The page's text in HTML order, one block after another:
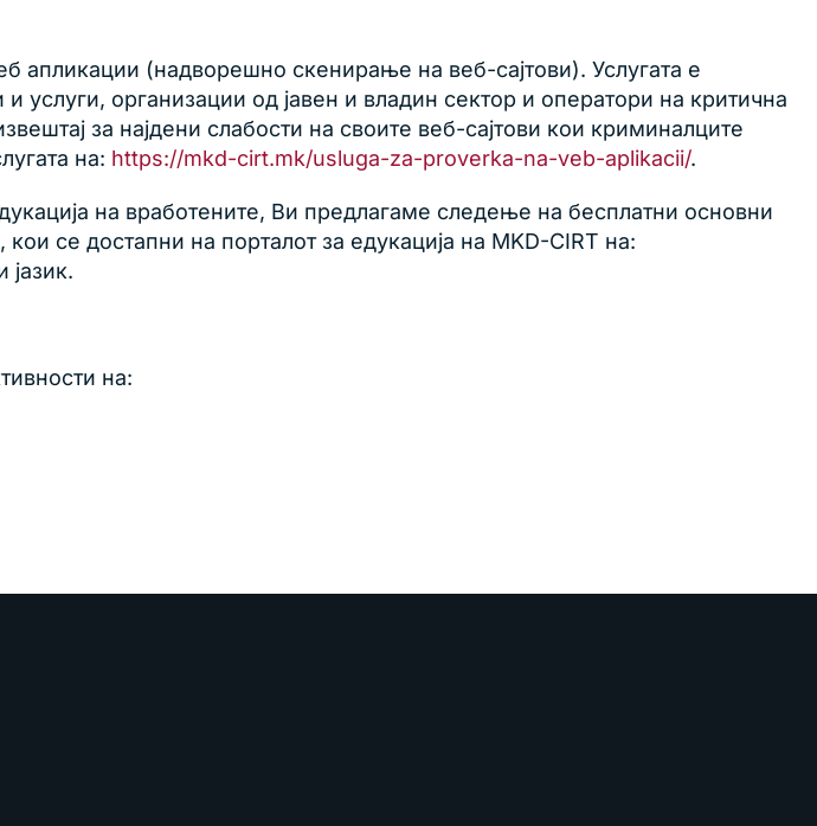
апликации (надворешно скенирање на веб-сајтови). Услугата е
организации од јавен и владин сектор и оператори на критична
за најдени слабости на своите веб-сајтови кои криминалците
на: https://mkd-cirt.mk/usluga-za-proverka-na-veb-aplikacii/.
на вработените, Ви предлагаме следење на бесплатни основни
се достапни на порталот за едукација на MKD-CIRT на:
на: